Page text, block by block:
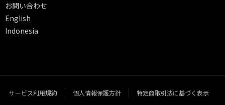
お問い合わせ
English
Indonesia
サービス利用規約 個人情報保護方針 特定商取引法に基づく表示